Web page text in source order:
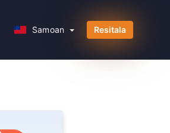
Samoan Resitala